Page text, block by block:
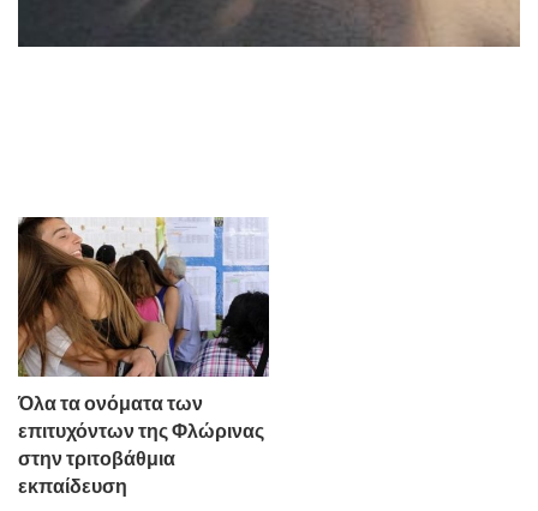
Όλα τα ονόματα των
επιτυχόντων της Φλώρινας
στην τριτοβάθμια
εκπαίδευση